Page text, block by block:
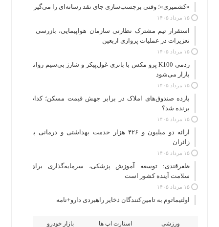
«کشمیری»؛ وقتی برچسب‌سازی جای نقد رسانه‌ای را می‌گیرد
۱۵ مرداد ۱۴۰۵
استقرار تیم مشترک نظارتی سازمان هواپیمایی، بازرسی و
تعزیرات در عملیات پروازی اربعین
۱۵ مرداد ۱۴۰۵
ردمی K100 پرو مکس با باتری غول‌پیکر و شارژ بی‌سیم روانه
بازار می‌شود
۱۵ مرداد ۱۴۰۵
بازده صندوق‌های املاک در برابر جهش قیمت مسکن؛ کدام
برنده شد؟
۱۵ مرداد ۱۴۰۵
ارائه دو میلیون و ۴۲۶ هزار خدمت بهداشتی و درمانی به
زائران
۱۵ مرداد ۱۴۰۵
ظفرقندی: توسعه آموزش پزشکی، سرمایه‌گذاری برای
سلامت آینده کشور است
۱۵ مرداد ۱۴۰۵
اولتیماتوم به تامین‌کنندگان ذخایر راهبردی دارو+نامه
ورزشی استارت اپ ها بازار خودرو